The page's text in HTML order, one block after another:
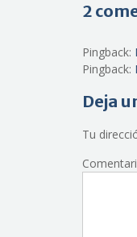
2
Pingback:
Pingback:
Deja
Tu